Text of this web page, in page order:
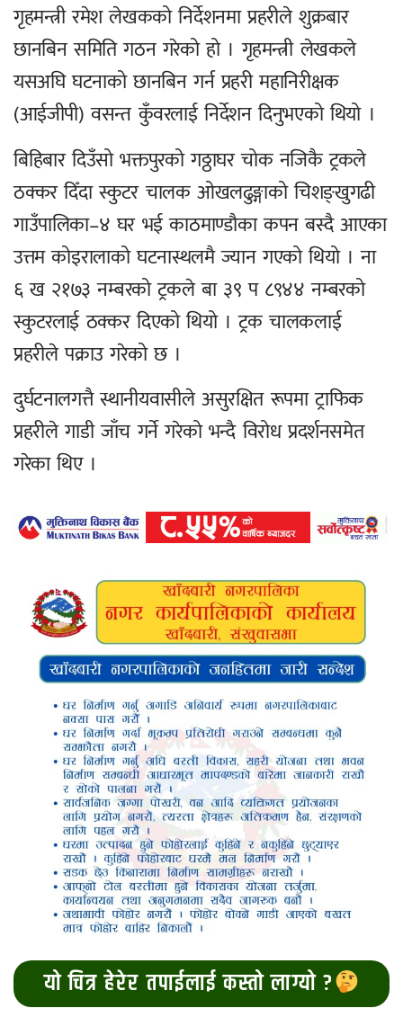
गृहमन्त्री रमेश लेखकको निर्देशनमा प्रहरीले शुक्रबार
छानबिन समिति गठन गरेको हो । गृहमन्त्री लेखकले
यसअघि घटनाको छानबिन गर्न प्रहरी महानिरीक्षक
(आईजीपी) वसन्त कुँवरलाई निर्देशन दिनुभएको थियो ।
बिहिबार दिउँसो भक्तपुरको गठ्ठाघर चोक नजिकै ट्रकले
ठक्कर दिँदा स्कुटर चालक ओखलढुङ्गाको चिशङ्खुगढी
गाउँपालिका–४ घर भई काठमाण्डौका कपन बस्दै आएका
उत्तम कोइरालाको घटनास्थलमै ज्यान गएको थियो । ना
६ ख २१७३ नम्बरको ट्रकले बा ३९ प ८९४४ नम्बरको
स्कुटरलाई ठक्कर दिएको थियो । ट्रक चालकलाई
प्रहरीले पक्राउ गरेको छ ।
दुर्घटनालगत्तै स्थानीयवासीले असुरक्षित रूपमा ट्राफिक
प्रहरीले गाडी जाँच गर्ने गरेको भन्दै विरोध प्रदर्शनसमेत
गरेका थिए ।
यो चित्र हेरेर तपाईलाई कस्तो लाग्यो ?